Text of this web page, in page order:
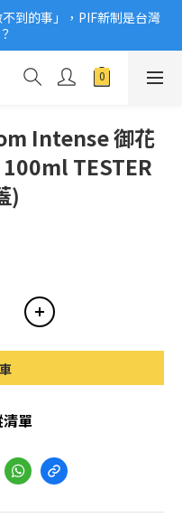
品身分證7月上路！消費者
到的事」，PIF新制是台灣
品身分證7月上路！消費者
Intense 御花
TESTER
)
單